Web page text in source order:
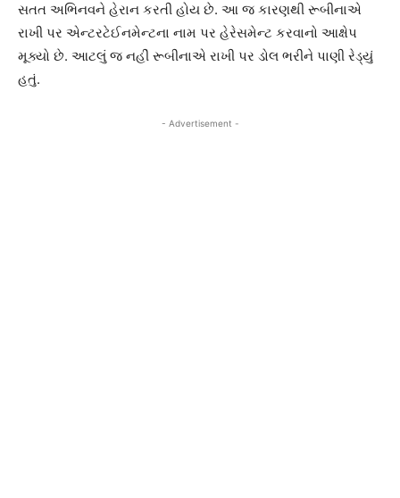
સતત અભિનવને હેરાન કરતી હોય છે. આ જ કારણથી રૂબીનાએ
રાખી પર એન્ટરટેઈનમેન્ટના નામ પર હેરેસમેન્ટ કરવાનો આક્ષેપ
મૂક્યો છે. આટલું જ નહીં રૂબીનાએ રાખી પર ડોલ ભરીને પાણી રેડ્યું
હતું.
- Advertisement -